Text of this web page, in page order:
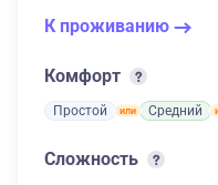
К проживанию
Комфорт
Простой Средний
Сложность